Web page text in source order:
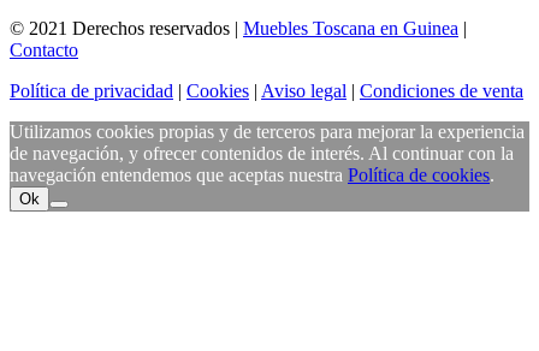
© 2021 Derechos reservados | Muebles Toscana en Guinea |
Contacto
Política de privacidad | Cookies | Aviso legal | Condiciones de venta
Utilizamos cookies propias y de terceros para mejorar la experiencia
de navegación, y ofrecer contenidos de interés. Al continuar con la
navegación entendemos que aceptas nuestra Política de cookies.
Ok